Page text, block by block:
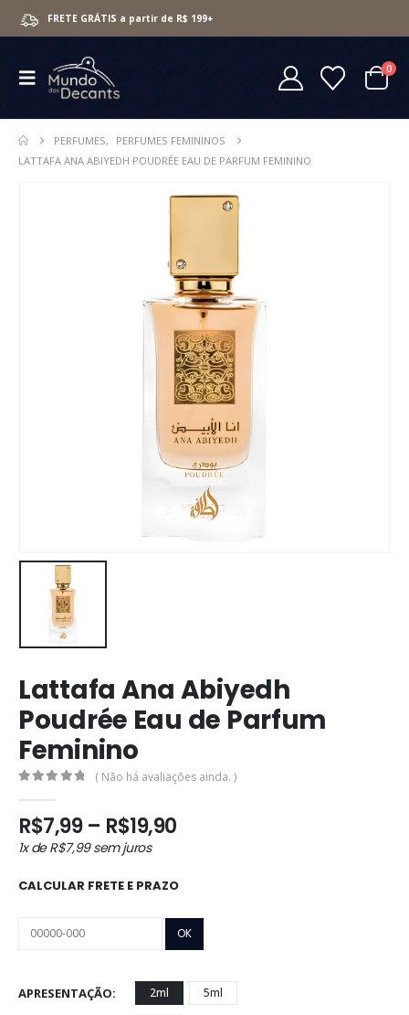
FRETE GRÁTIS a partir de R$ 199+
0
PERFUMES,
PERFUMES FEMININOS
LATTAFA ANA ABIYEDH POUDRÉE EAU DE PARFUM FEMININO
Lattafa Ana Abiyedh
Poudrée Eau de Parfum
Feminino
( Não há avaliações ainda. )
R$7,99 – R$19,90Faixa
R$7,99
R$19,90
1x deR$7,99sem juros
CALCULAR FRETE E PRAZO
APRESENTAÇÃO 2ml 5ml